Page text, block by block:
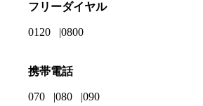
フリーダイヤル
0120 0800
携帯電話
070 080 090